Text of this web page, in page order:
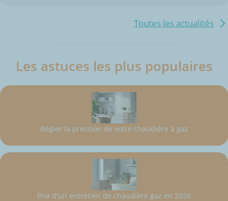
Toutes les actualités
Les astuces les plus populaires
Régler la pression de votre chaudière à gaz
Prix d'un entretien de chaudière gaz en 2026